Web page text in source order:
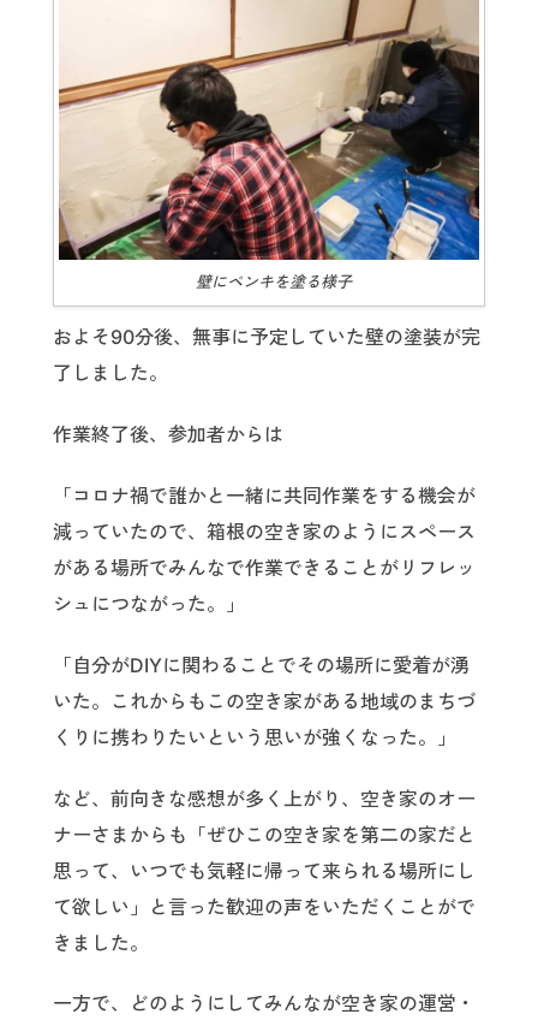
壁にペンキを塗る様子
およそ90分後、無事に予定していた壁の塗装が完
了しました。
作業終了後、参加者からは
「コロナ禍で誰かと一緒に共同作業をする機会が
減っていたので、箱根の空き家のようにスペース
がある場所でみんなで作業できることがリフレッ
シュにつながった。」
「自分がDIYに関わることでその場所に愛着が湧
いた。これからもこの空き家がある地域のまちづ
くりに携わりたいという思いが強くなった。」
など、前向きな感想が多く上がり、空き家のオー
ナーさまからも「ぜひこの空き家を第二の家だと
思って、いつでも気軽に帰って来られる場所にし
て欲しい」と言った歓迎の声をいただくことがで
きました。
一方で、どのようにしてみんなが空き家の運営・